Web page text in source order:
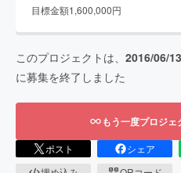
目標金額1,600,000円
このプロジェクトは、 2016/06/13
に募集を終了しました
もう一度プロジ
ポスト シェア